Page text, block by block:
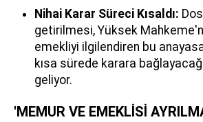
Nihai Karar Süreci Kısaldı:
getirilmesi, Yüksek
emekliyi ilgilendiren bu
kısa sürede karara
geliyor.
'MEMUR VE EMEKLİSİ